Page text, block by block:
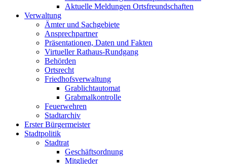
Aktuelle Meldungen Ortsfreundschaften
Verwaltung
Ämter und Sachgebiete
Ansprechpartner
Präsentationen, Daten und Fakten
Virtueller Rathaus-Rundgang
Behörden
Ortsrecht
Friedhofsverwaltung
Grablichtautomat
Grabmalkontrolle
Feuerwehren
Stadtarchiv
Erster Bürgermeister
Stadtpolitik
Stadtrat
Geschäftsordnung
Mitglieder